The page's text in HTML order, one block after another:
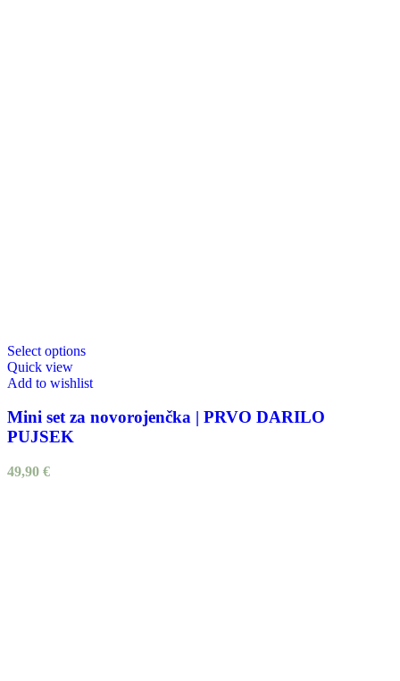
Select options
Quick view
Add to wishlist
Mini set za novorojenčka | PRVO DARILO
PUJSEK
49,90 €